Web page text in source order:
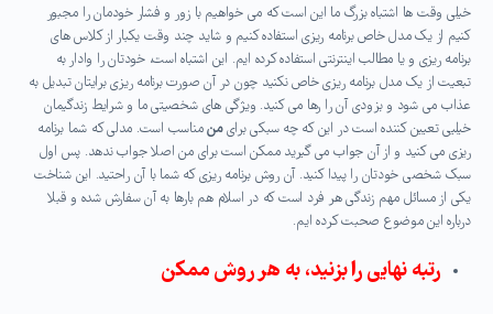
خیلی وقت ها اشتباه بزرگ ما این است که می خواهیم با زور و فشار خودمان را مجبور
کنیم از یک مدل خاص برنامه ریزی استفاده کنیم و شاید چند وقت یکبار از کلاس های
برنامه ریزی و یا مطالب اینترنتی استفاده کرده ایم. این اشتباه است، خودتان را وادار به
تبعیت از یک مدل برنامه ریزی خاص نکنید چون در آن صورت برنامه ریزی برایتان تبدیل به
عذاب می شود و بزودی آن را رها می کنید. ویژگی های شخصیتی ما و شرایط زندگیمان
خیلیی تعیین کننده است در این که چه سبکی برایمنمناسب است. مدلی که شما برنامه
ریزی می کنید و از آن جواب می گیرید ممکن است برای من اصلا جواب ندهد. پس اول
سبک شخصی خودتان را پیدا کنید. آن روش برنامه ریزی که شما با آن راحتید. این شناخت
یکی از مسائل مهم زندگی هر فرد است که در اسلام هم بارها به آن سفارش شده و قبلا
درباره این موضوع صحبت کرده ایم.
رتبه نهایی را بزنید، به هر روش ممکن